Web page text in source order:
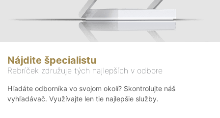
Nájdite špecialistu
Rebríček združuje tých najlepších v odbore
Hľadáte odborníka vo svojom okolí? Skontrolujte náš
vyhľadávač. Využívajte len tie najlepšie služby.